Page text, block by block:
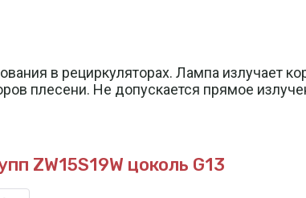
в рециркуляторах. Лампа излучает
плесени. Не допускается прямое
ZW15S19W цоколь G13